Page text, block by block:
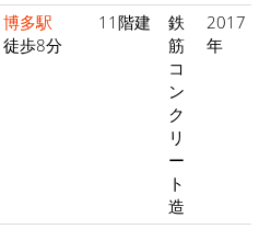
博多駅
徒歩8分
11階建
鉄
筋
コ
ン
ク
リ
ー
ト
造
2017
年